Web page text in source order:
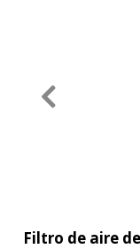
Filtro de aire